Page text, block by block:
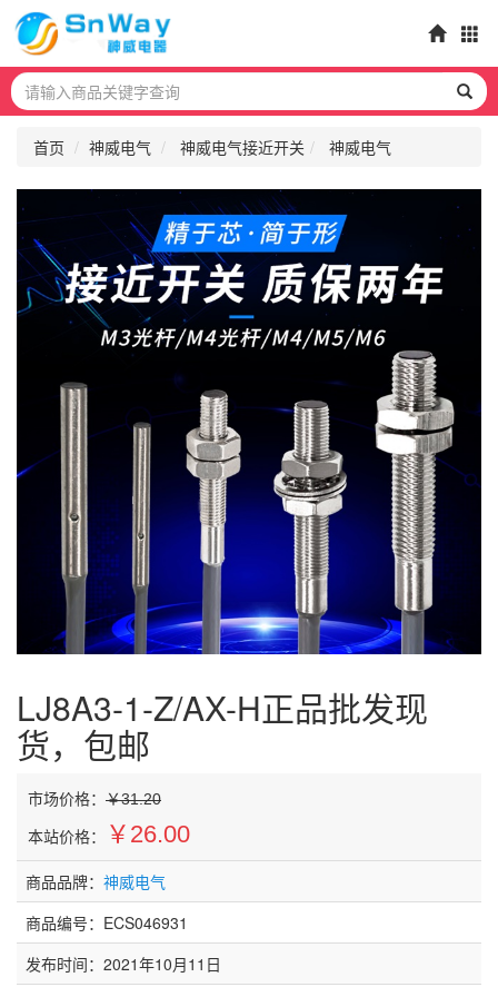
首页 神威电气 神威电气接近开关 神威电气
LJ8A3-1-Z/AX-H正品批发现
货，包邮
市场价格： ￥31.20
本站价格： ￥26.00
商品品牌： 神威电气
商品编号：ECS046931
发布时间：2021年10月11日